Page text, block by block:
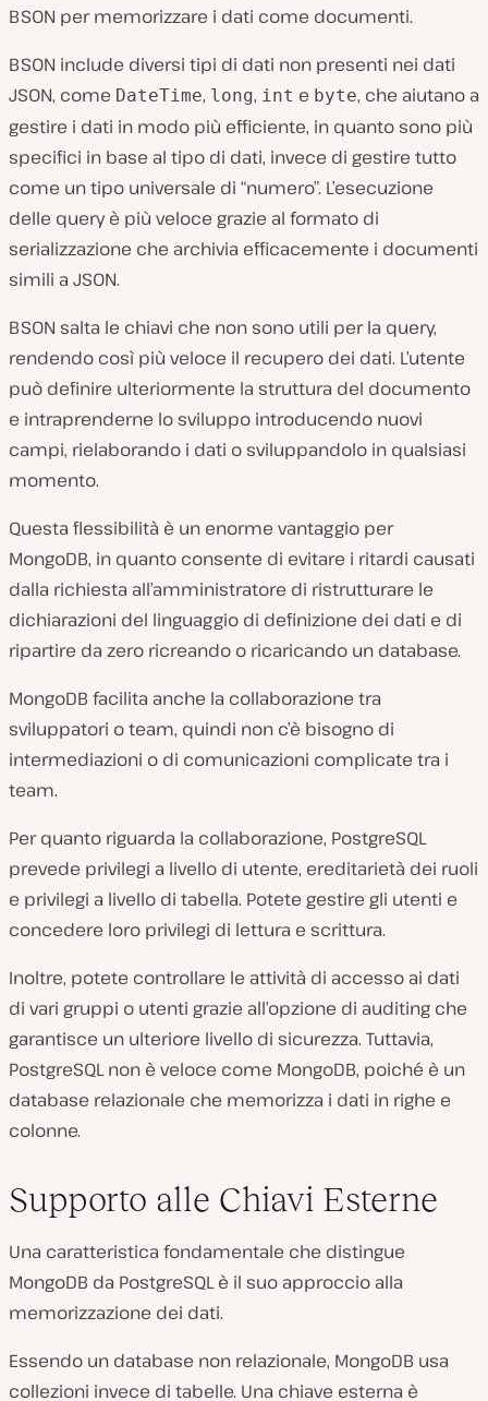
BSON per memorizzare i dati come documenti.
BSON include diversi tipi di dati non presenti nei dati
JSON, come DateTime, long, int e byte, che aiutano a
gestire i dati in modo più efficiente, in quanto sono più
specifici in base al tipo di dati, invece di gestire tutto
come un tipo universale di “numero”. L’esecuzione
delle query è più veloce grazie al formato di
serializzazione che archivia efficacemente i documenti
simili a JSON.
BSON salta le chiavi che non sono utili per la query,
rendendo così più veloce il recupero dei dati. L’utente
può definire ulteriormente la struttura del documento
e intraprenderne lo sviluppo introducendo nuovi
campi, rielaborando i dati o sviluppandolo in qualsiasi
momento.
Questa flessibilità è un enorme vantaggio per
MongoDB, in quanto consente di evitare i ritardi causati
dalla richiesta all’amministratore di ristrutturare le
dichiarazioni del linguaggio di definizione dei dati e di
ripartire da zero ricreando o ricaricando un database.
MongoDB facilita anche la collaborazione tra
sviluppatori o team, quindi non c’è bisogno di
intermediazioni o di comunicazioni complicate tra i
team.
Per quanto riguarda la collaborazione, PostgreSQL
prevede privilegi a livello di utente, ereditarietà dei ruoli
e privilegi a livello di tabella. Potete gestire gli utenti e
concedere loro privilegi di lettura e scrittura.
Inoltre, potete controllare le attività di accesso ai dati
di vari gruppi o utenti grazie all’opzione di auditing che
garantisce un ulteriore livello di sicurezza. Tuttavia,
PostgreSQL non è veloce come MongoDB, poiché è un
database relazionale che memorizza i dati in righe e
colonne.
Supporto alle Chiavi Esterne
Una caratteristica fondamentale che distingue
MongoDB da PostgreSQL è il suo approccio alla
memorizzazione dei dati.
Essendo un database non relazionale, MongoDB usa
collezioni invece di tabelle. Una chiave esterna è